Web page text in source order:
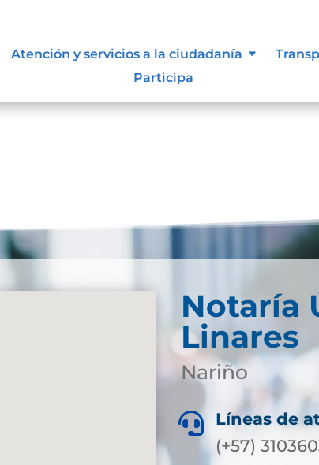
Atención y servicios a la ciudadanía
Participa
información
Notaría
Linares
Nariño

Líneas de
(+57)